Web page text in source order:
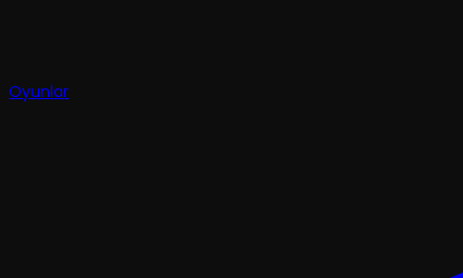
Oyunlar